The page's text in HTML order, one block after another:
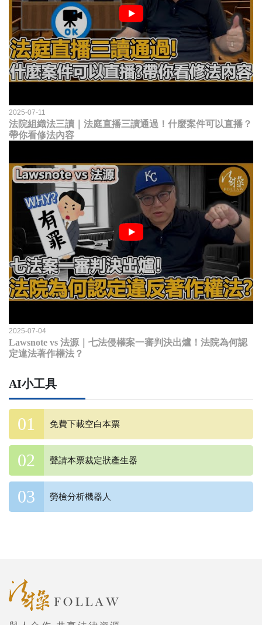
2025-07-11
法院組織法三讀｜法庭直播三讀通過！什麼案件可以直播？
帶你看修法內容
2025-07-04
Lawsnote vs 法源｜七法侵權案一審判決出爐！法院為何認
定違法著作權法？
AI小工具
免費下載空白本票
聲請本票裁定狀產生器
勞檢分析機器人